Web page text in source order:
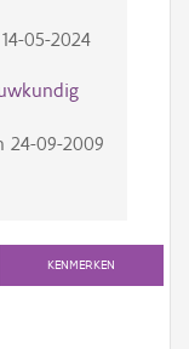
14-05-2024
24-09-2009
KENMERKEN